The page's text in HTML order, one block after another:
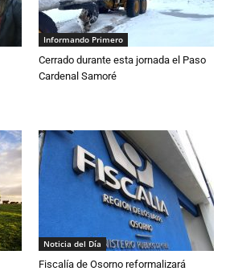
Informando Primero
Cerrado durante esta jornada el Paso
Cardenal Samoré
Noticia del Día
Fiscalía de Osorno reformalizará